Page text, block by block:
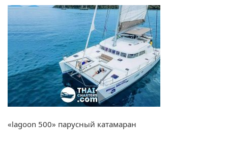
«lagoon 500» парусный катамаран